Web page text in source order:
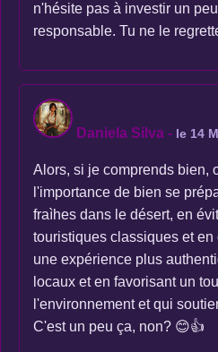
n'hésite pas à investir un
responsable. Tu ne le
Daniela Silva - le 14
Alors, si je comprends bien,
l'importance de bien se
fraìhes dans le désert, en
touristiques classiques et
une expérience plus
locaux et en favorisant un
l'environnement et qui
C'est un peu ça, non? 😊👍